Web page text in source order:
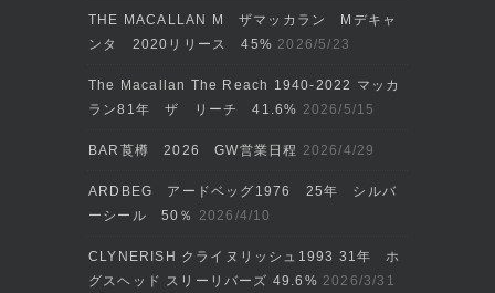
THE MACALLAN M ザマッカラン Mデキャ
ンタ 2020リリース 45% 2026/5/23
The Macallan The Reach 1940-2022 マッカ
ラン81年 ザ リーチ 41.6% 2026/5/15
BAR莨樽 2026 GW営業日程 2026/4/29
ARDBEG アードベッグ1976 25年 シルバ
ーシール 50％
2026/4/10
CLYNERISH クライヌリッシュ1993 31年 ホ
グスヘッド スリーリバーズ 49.6% 2026/3/31